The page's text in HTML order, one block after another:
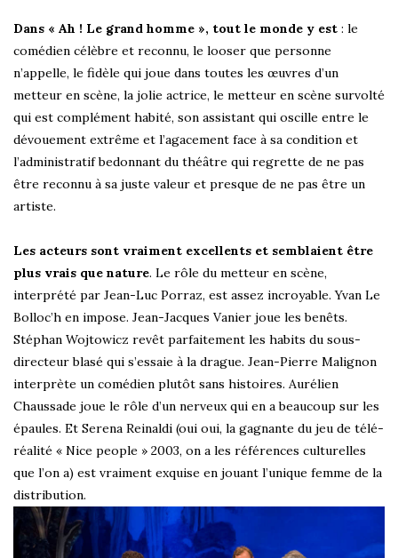
Dans « Ah ! Le grand homme », tout le monde y est : le
comédien célèbre et reconnu, le looser que personne
n’appelle, le fidèle qui joue dans toutes les œuvres d’un
metteur en scène, la jolie actrice, le metteur en scène survolté
qui est complément habité, son assistant qui oscille entre le
dévouement extrême et l’agacement face à sa condition et
l’administratif bedonnant du théâtre qui regrette de ne pas
être reconnu à sa juste valeur et presque de ne pas être un
artiste.
Les acteurs sont vraiment excellents et semblaient être
plus vrais que nature. Le rôle du metteur en scène,
interprété par Jean-Luc Porraz, est assez incroyable. Yvan Le
Bolloc’h en impose. Jean-Jacques Vanier joue les benêts.
Stéphan Wojtowicz revêt parfaitement les habits du sous-
directeur blasé qui s’essaie à la drague. Jean-Pierre Malignon
interprète un comédien plutôt sans histoires. Aurélien
Chaussade joue le rôle d’un nerveux qui en a beaucoup sur les
épaules. Et Serena Reinaldi (oui oui, la gagnante du jeu de télé-
réalité « Nice people » 2003, on a les références culturelles
que l’on a) est vraiment exquise en jouant l’unique femme de la
distribution.